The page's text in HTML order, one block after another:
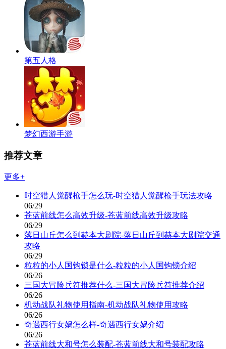
第五人格
梦幻西游手游
推荐文章
更多+
时空猎人觉醒枪手怎么玩-时空猎人觉醒枪手玩法攻略
06/29
苍蓝前线怎么高效升级-苍蓝前线高效升级攻略
06/29
落日山丘怎么到赫本大剧院-落日山丘到赫本大剧院交通
攻略
06/29
粒粒的小人国钩锁是什么-粒粒的小人国钩锁介绍
06/26
三国大冒险兵符推荐什么-三国大冒险兵符推荐介绍
06/26
机动战队礼物使用指南-机动战队礼物使用攻略
06/26
奇遇西行女娲怎么样-奇遇西行女娲介绍
06/26
苍蓝前线大和号怎么装配-苍蓝前线大和号装配攻略